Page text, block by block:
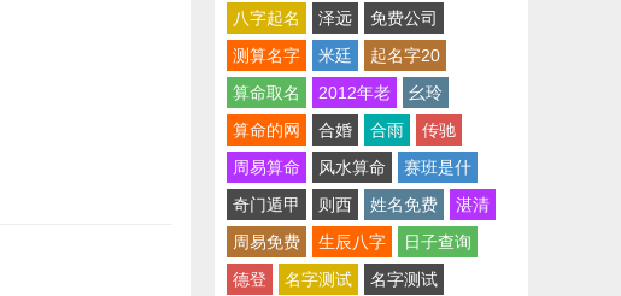
八字起名 泽远
免费公司
测算名字
米廷
起名字20
算命取名
2012年老
幺玲
算命的网
合婚 合雨
传驰
周易算命
风水算命
赛班是什
奇门遁甲
则西 姓名免费
湛清
周易免费
生辰八字
日子查询
德登
名字测试
名字测试